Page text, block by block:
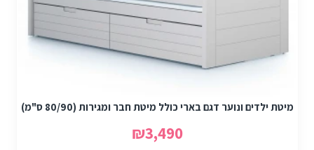
מיטת ילדים ונוער דגם בארי כולל מיטת חבר ומגירות (80/90 ס"מ)
₪3,490